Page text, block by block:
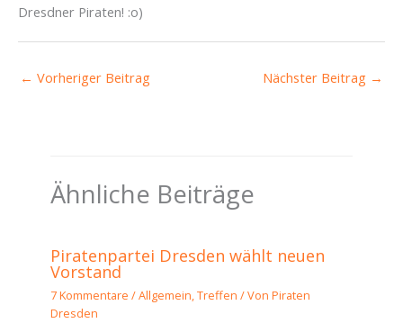
Dresdner Piraten! :o)
← Vorheriger Beitrag Nächster Beitrag →
Ähnliche Beiträge
Piratenpartei Dresden wählt neuen
Vorstand
7 Kommentare /Allgemein,Treffen / VonPiraten
Dresden